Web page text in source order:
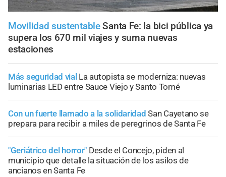
Movilidad sustentable Santa Fe: la bici pública ya
supera los 670 mil viajes y suma nuevas
estaciones
Más seguridad vial La autopista se moderniza: nuevas
luminarias LED entre Sauce Viejo y Santo Tomé
Con un fuerte llamado a la solidaridad San Cayetano se
prepara para recibir a miles de peregrinos de Santa Fe
"Geriátrico del horror" Desde el Concejo, piden al
municipio que detalle la situación de los asilos de
ancianos en Santa Fe